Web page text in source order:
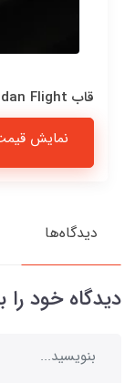
قاب Jordan Flight اندروید (کدC2055)
نمایش
دیدگاه‌ها
دیدگاه خود را